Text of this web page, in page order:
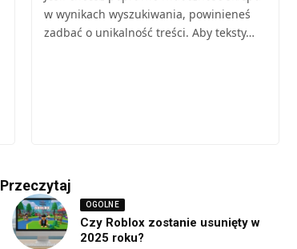
w wynikach wyszukiwania, powinieneś
zadbać o unikalność treści. Aby teksty…
Przeczytaj
OGOLNE
Czy Roblox zostanie usunięty w
2025 roku?